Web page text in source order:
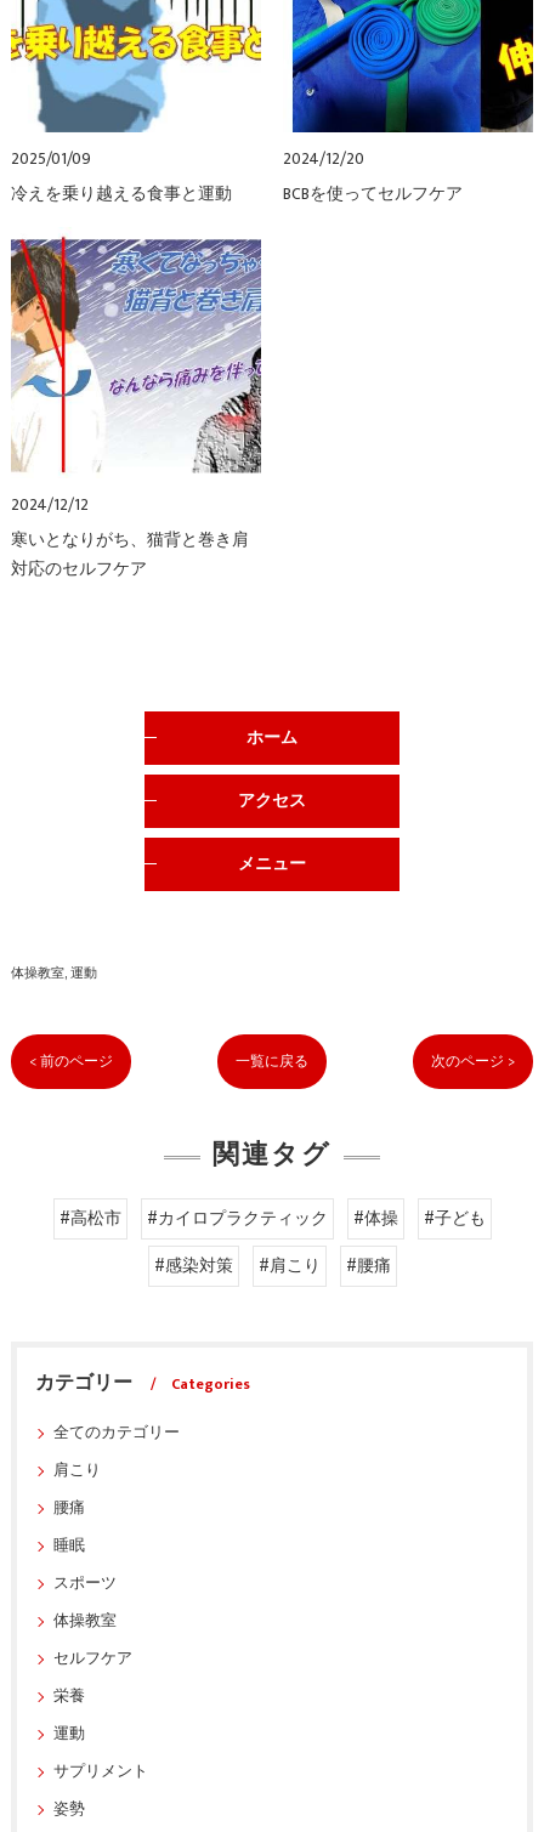
2025/01/09
冷えを乗り越える食事と運動
2024/12/20
BCBを使ってセルフケア
2024/12/12
寒いとなりがち、猫背と巻き肩
対応のセルフケア
ホーム
アクセス
メニュー
体操教室 運動
< 前のページ 一覧に戻る 次のページ >
関連タグ
#高松市 #カイロプラクティック #体操
#子ども
#感染対策
#肩こり #腰痛
カテゴリー
Categories
全てのカテゴリー
肩こり
腰痛
睡眠
スポーツ
体操教室
セルフケア
栄養
運動
サプリメント
姿勢